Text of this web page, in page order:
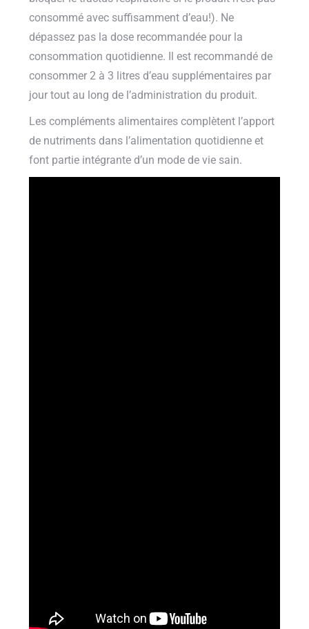
consommé avec suffisamment d’eau!). Ne
dépassez pas la dose recommandée pour la
consommation quotidienne. Il est recommandé de
consommer 2 à 3 litres d’eau supplémentaires par
jour tout au long de l’administration du produit.
Les compléments alimentaires complètent l’apport
de nutriments dans l’alimentation quotidienne et
font partie intégrante d’un mode de vie sain.